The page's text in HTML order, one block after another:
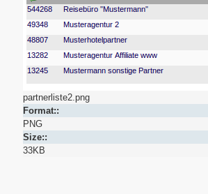
partnerliste2.png
Format::
PNG
Size::
33KB